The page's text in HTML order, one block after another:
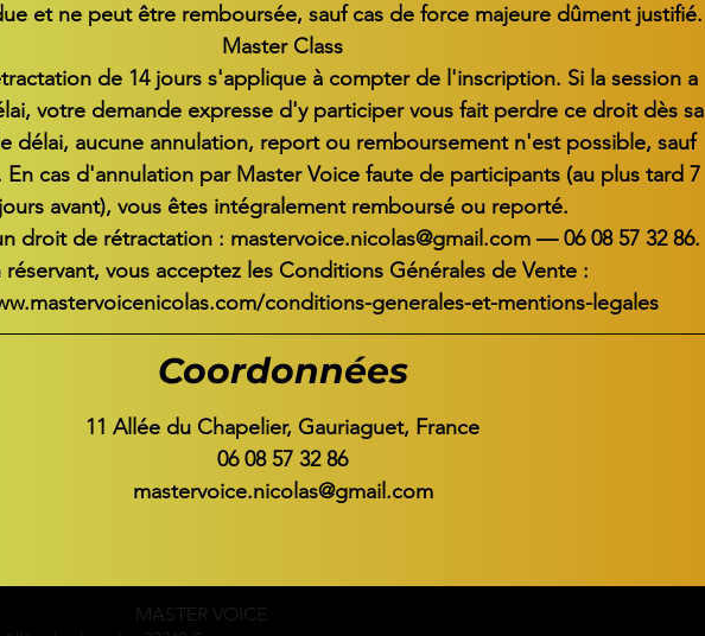
et ne peut être remboursée, sauf cas de force majeure dûment justifié.
Master Class
de 14 jours s'applique à compter de l'inscription. Si la session a
votre demande expresse d'y participer vous fait perdre ce droit dès sa
délai, aucune annulation, report ou remboursement n'est possible, sauf
En cas d'annulation par Master Voice faute de participants (au plus tard 7
jours avant), vous êtes intégralement remboursé ou reporté.
droit de rétractation : mastervoice.nicolas@gmail.com — 06 08 57 32 86.
réservant, vous acceptez les Conditions Générales de Vente :
conditions-generales-et-mentions-legales
Coordonnées
11 Allée du Chapelier, Gauriaguet, France
06 08 57 32 86
mastervoice.nicolas@gmail.com
MASTER VOICE